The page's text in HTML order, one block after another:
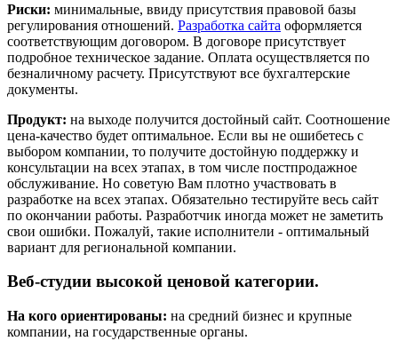
Риски: минимальные, ввиду присутствия правовой базы
регулирования отношений. Разработка сайта оформляется
соответствующим договором. В договоре присутствует
подробное техническое задание. Оплата осуществляется по
безналичному расчету. Присутствуют все бухгалтерские
документы.
Продукт: на выходе получится достойный сайт. Соотношение
цена-качество будет оптимальное. Если вы не ошибетесь с
выбором компании, то получите достойную поддержку и
консультации на всех этапах, в том числе постпродажное
обслуживание. Но советую Вам плотно участвовать в
разработке на всех этапах. Обязательно тестируйте весь сайт
по окончании работы. Разработчик иногда может не заметить
свои ошибки. Пожалуй, такие исполнители - оптимальный
вариант для региональной компании.
Веб-студии высокой ценовой категории.
На кого ориентированы: на средний бизнес и крупные
компании, на государственные органы.